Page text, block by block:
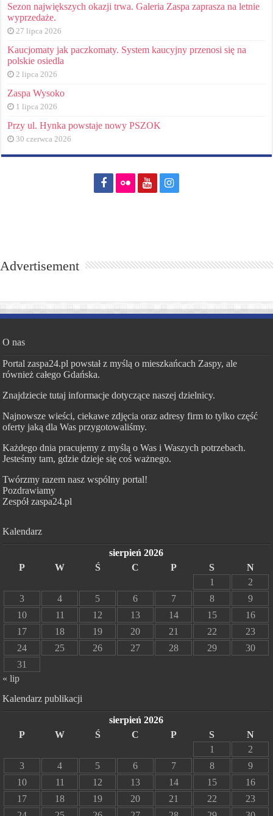
Sezon największych okazji trwa. Galeria Zaspa zaprasza na letnie
wyprzedaże.
27 lipca 2026
Kaucjomaty jak paczkomaty. System kaucyjny przenosi się na
polskie osiedla
2 lipca 2026
Zaspa Wysoko
1 lipca 2026
Przy ul. Hynka powstaje nowy PSZOK
30 czerwca 2026
Advertisement
O nas
Portal zaspa24.pl powstał z myślą o mieszkańcach Zaspy, ale
również całego Gdańska.
Znajdziecie tutaj informacje dotyczące naszej dzielnicy.
Najnowsze wieści, ciekawe zdjęcia oraz adresy firm to tylko część
oferty jaką dla Was przygotowaliśmy.
Każdego dnia pracujemy z myślą o Was i Waszych potrzebach.
Jesteśmy tam, gdzie dzieje się coś ważnego.
Twórzmy razem nasz wspólny portal!
Pozdrawiamy
Zespół zaspa24.pl
Kalendarz
sierpień 2026
P
W Ś C P S
N
1
2
3
4 5 6 7 8
9
10
11 12 13 14 15
16
17
18 19 20 21 22
23
24
25 26 27 28 29
30
31
« lip
Kalendarz publikacji
sierpień 2026
P
W Ś C P S
N
1
2
3
4 5 6 7 8
9
10
11 12 13 14 15
16
17
18 19 20 21 22
23